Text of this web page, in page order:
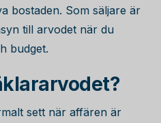
bostaden. Som säljare är
till arvodet när du
budget.
sett när affären är